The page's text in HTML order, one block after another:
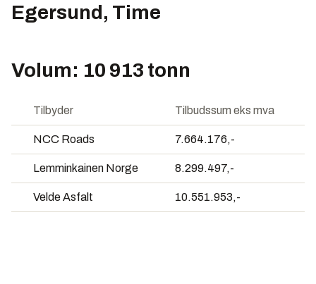
Egersund, Time
Volum: 10 913 tonn
Tilbyder Tilbudssum eks mva
NCC Roads 7.664.176,-
Lemminkainen Norge 8.299.497,-
Velde Asfalt 10.551.953,-